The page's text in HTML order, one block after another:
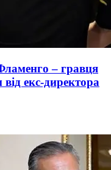
– гравця
екс-директора